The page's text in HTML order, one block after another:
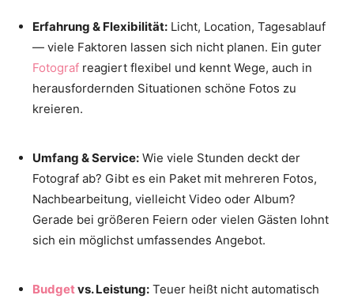
Erfahrung & Flexibilität: Licht, Location, Tagesablauf
— viele Faktoren lassen sich nicht planen. Ein guter
Fotograf reagiert flexibel und kennt Wege, auch in
herausfordernden Situationen schöne Fotos zu
kreieren.
Umfang & Service: Wie viele Stunden deckt der
Fotograf ab? Gibt es ein Paket mit mehreren Fotos,
Nachbearbeitung, vielleicht Video oder Album?
Gerade bei größeren Feiern oder vielen Gästen lohnt
sich ein möglichst umfassendes Angebot.
Budgetvs. Leistung: Teuer heißt nicht automatisch